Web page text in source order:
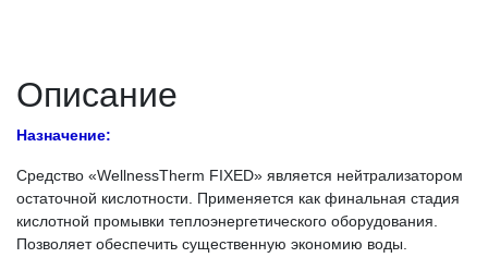
Описание
Назначение:
Средство «WellnessTherm FIXED» является нейтрализатором
остаточной кислотности. Применяется как финальная стадия
кислотной промывки теплоэнергетического оборудования.
Позволяет обеспечить существенную экономию воды.